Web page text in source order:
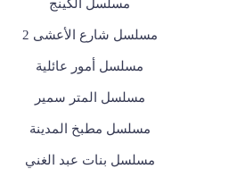
مسلسل الكينج
مسلسل شارع الأعشى 2
مسلسل أمور عائلية
مسلسل المتر سمير
مسلسل مطبخ المدينة
مسلسل بنات عبد الغني